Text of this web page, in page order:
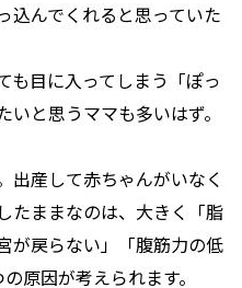
込んでくれると思っていた
も目に入ってしまう「ぽっ
と思うママも多いはず。
出産して赤ちゃんがいなく
たままなのは、大きく「脂
が戻らない」「腹筋力の低
原因が考えられます。